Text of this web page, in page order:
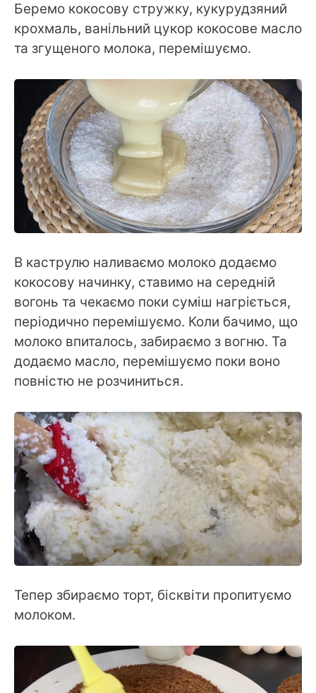
Беремо кокосову стружку, кукурудзяний
крохмаль, ванільний цукор кокосове масло
та згущеного молока, перемішуємо.
В каструлю наливаємо молоко додаємо
кокосову начинку, ставимо на середній
вогонь та чекаємо поки суміш нагріється,
періодично перемішуємо. Коли бачимо, що
молоко впиталось, забираємо з вогню. Та
додаємо масло, перемішуємо поки воно
повністю не розчиниться.
Тепер збираємо торт, бісквіти пропитуємо
молоком.